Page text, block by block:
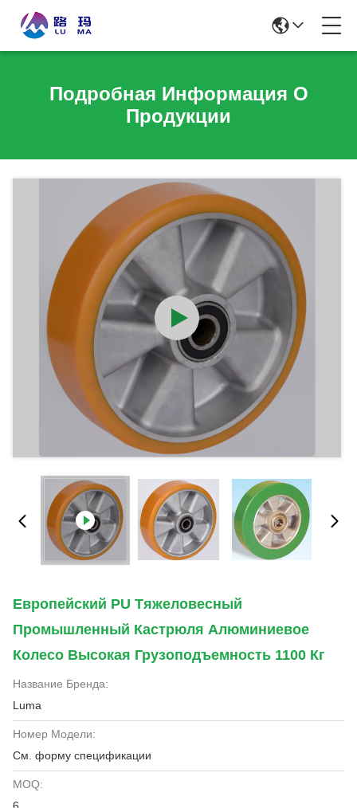
Подробная Информация О
Продукции
Европейский PU Тяжеловесный
Промышленный Кастрюля Алюминиевое
Колесо Высокая Грузоподъемность 1100 Кг
Название Бренда:
Luma
Номер Модели:
См. форму спецификации
MOQ: